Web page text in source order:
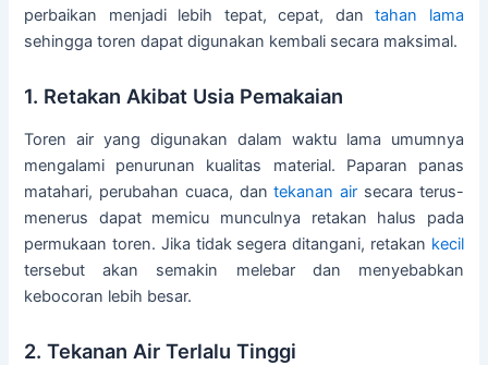
perbaikan menjadi lebih tepat, cepat, dantahan lama
sehingga toren dapat digunakan kembali secara maksimal.
1. Retakan Akibat Usia Pemakaian
Toren air yang digunakan dalam waktu lama umumnya
mengalami penurunan kualitas material. Paparan panas
matahari, perubahan cuaca, dantekanan air secara terus-
menerus dapat memicu munculnya retakan halus pada
permukaan toren. Jika tidak segera ditangani, retakan kecil
tersebut akan semakin melebar dan menyebabkan
kebocoran lebih besar.
2. Tekanan Air Terlalu Tinggi